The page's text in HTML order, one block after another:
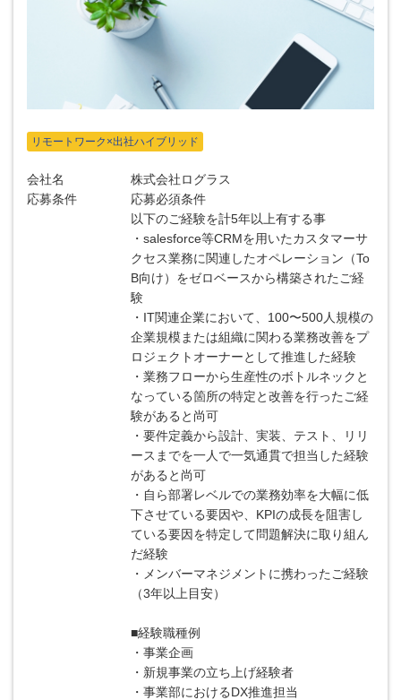
リモートワーク×出社ハイブリッド
会社名
株式会社ログラス
応募条件
応募必須条件
以下のご経験を計5年以上有する事
・salesforce等CRMを用いたカスタマーサ
クセス業務に関連したオペレーション（To
B向け）をゼロベースから構築されたご経
験
・IT関連企業において、100〜500人規模の
企業規模または組織に関わる業務改善をプ
ロジェクトオーナーとして推進した経験
・業務フローから生産性のボトルネックと
なっている箇所の特定と改善を行ったご経
験があると尚可
・要件定義から設計、実装、テスト、リリ
ースまでを一人で一気通貫で担当した経験
があると尚可
・自ら部署レベルでの業務効率を大幅に低
下させている要因や、KPIの成長を阻害し
ている要因を特定して問題解決に取り組ん
だ経験
・メンバーマネジメントに携わったご経験
（3年以上目安）
■経験職種例
・事業企画
・新規事業の立ち上げ経験者
・事業部におけるDX推進担当